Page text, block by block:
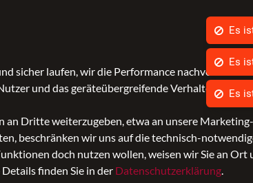
sicher laufen, wir die Performance nachvollziehen
und das geräteübergreifende Verhalten in
an Dritte weiterzugeben, etwa an unsere
beschränken wir uns auf die technisch-
doch nutzen wollen, weisen wir Sie an Ort
finden Sie in der Datenschutzerklärung.
Mein Konto
Accessoires